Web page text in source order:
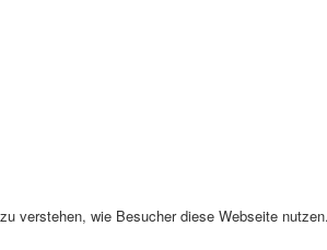
verstehen, wie Besucher diese Webseite